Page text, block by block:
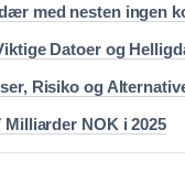
med nesten ingen
Datoer og
Risiko og
Milliarder NOK i 2025